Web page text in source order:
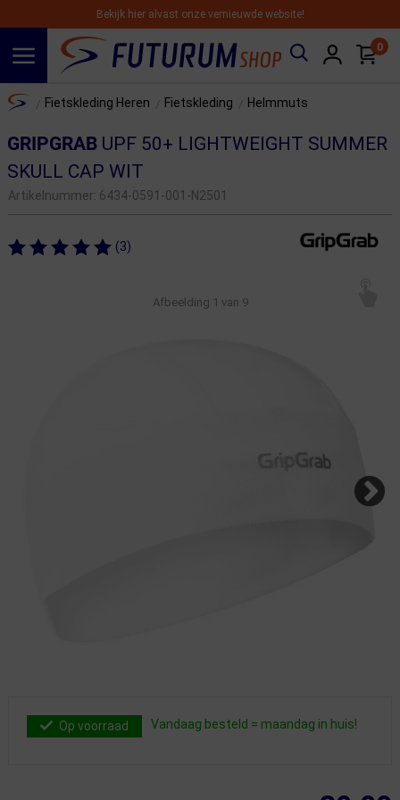
Bekijk hier alvast onze vernieuwde website!
0
Home Fietskleding Heren Fietskleding Helmmuts
GRIPGRABUPF 50+ LIGHTWEIGHT SUMMER
SKULL CAP WIT
Artikelnummer: 6434-0591-001-N2501
(3)
Afbeelding 1 van 9
Op voorraad Vandaag besteld = maandag in huis!